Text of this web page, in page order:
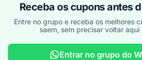
Receba os cupons antes
Entre no grupo e receba os melhores
saem, sem precisar voltar aqui
Entrar no grupo do